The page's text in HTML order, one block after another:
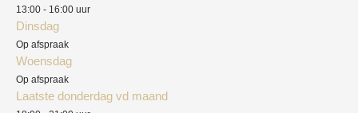
13:00 - 16:00 uur
Dinsdag
Op afspraak
Woensdag
Op afspraak
Laatste donderdag vd maand